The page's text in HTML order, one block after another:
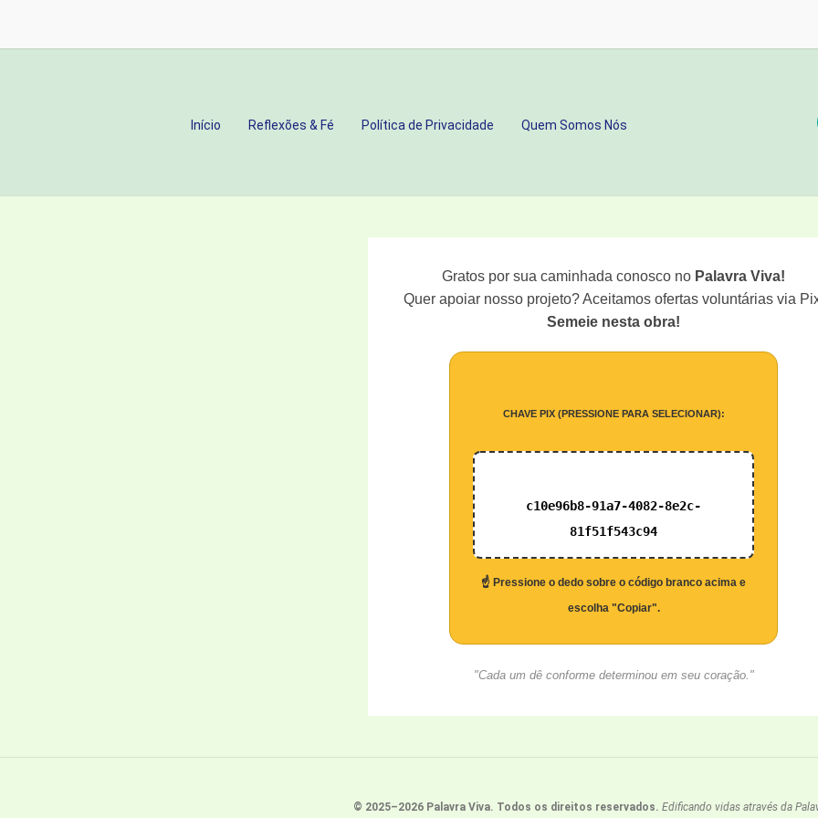
QUAL
IMPORTÂNCIA?
Início Reflexões & Fé Política de Privacidade Quem Somos Nós
Gratos por sua caminhada conosco no Palavra Viva!
Quer apoiar nosso projeto? Aceitamos ofertas voluntárias via
Semeie nesta obra!
CHAVE PIX (PRESSIONE PARA SELECIONAR):
c10e96b8-91a7-4082-8e2c-
81f51f543c94
☝️ Pressione o dedo sobre o código branco acima e
escolha "Copiar".
"Cada um dê conforme determinou em seu coração."
© 2025–2026 Palavra Viva. Todos os direitos reservados. Edificando vidas através da